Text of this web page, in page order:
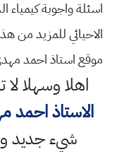
الاحيائي للمزيد من
موقع استاذ احمد
اهلا وسهلالا
الاستاذ
شيء جديد